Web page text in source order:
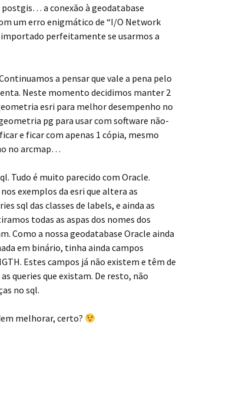
a conexão à geodatabase
um erro enigmático de “I/O Network
perfeitamente se usarmos a
a pensar que vale a pena pelo
Neste momento decidimos manter 2
esri para melhor desempenho no
pg para usar com software não-
e ficar com apenas 1 cópia, mesmo
no arcmap…
Tudo é muito parecido com Oracle.
exemplos da esri que altera as
sql das classes de labels, e ainda as
todas as aspas dos nomes dos
Como a nossa geodatabase Oracle ainda
em binário, tinha ainda campos
Estes campos já não existem e têm de
queries que existam. De resto, não
no sql.
melhorar, certo?